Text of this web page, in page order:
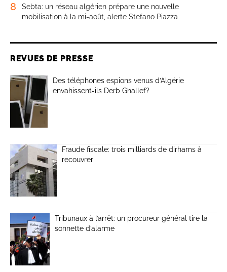
8
Sebta: un réseau algérien prépare une nouvelle
mobilisation à la mi-août, alerte Stefano Piazza
REVUES DE PRESSE
Des téléphones espions venus d’Algérie
envahissent-ils Derb Ghallef?
Fraude fiscale: trois milliards de dirhams à
recouvrer
Tribunaux à l’arrêt: un procureur général tire la
sonnette d’alarme